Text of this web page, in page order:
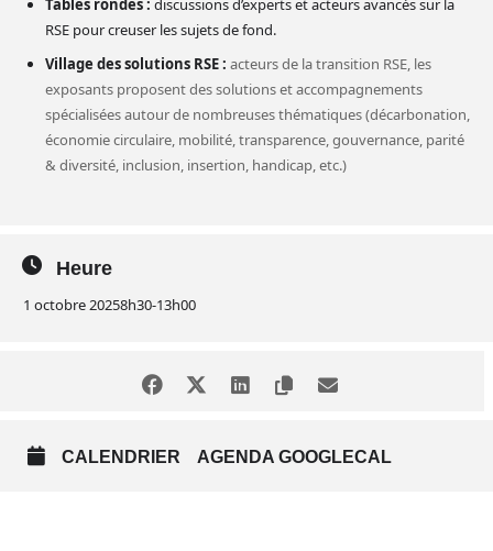
Tables rondes : discussions d’experts et acteurs avancés sur la
RSE pour creuser les sujets de fond.
Village des solutions RSE : acteurs de la transition RSE, les
exposants proposent des solutions et accompagnements
spécialisées autour de nombreuses thématiques (décarbonation,
économie circulaire, mobilité, transparence, gouvernance, parité
& diversité, inclusion, insertion, handicap, etc.)
Heure
1 octobre 20258h30-13h00
CALENDRIER AGENDA GOOGLECAL